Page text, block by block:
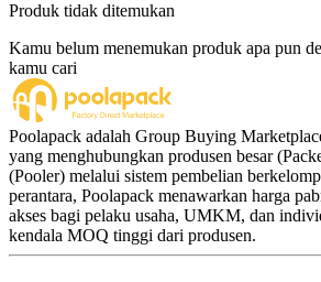
Produk tidak ditemukan
Kamu belum menemukan produk apa pun
kamu cari
Poolapack adalah Group Buying
yang menghubungkan produsen besar
(Pooler) melalui sistem pembelian
perantara, Poolapack menawarkan harga
akses bagi pelaku usaha, UMKM, dan
kendala MOQ tinggi dari produsen.